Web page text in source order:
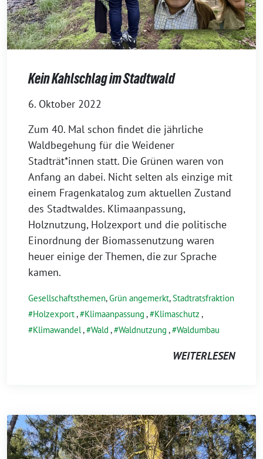
Kein Kahlschlag im Stadtwald
6. Oktober 2022
Zum 40. Mal schon findet die jährliche
Waldbegehung für die Weidener
Stadträt*innen statt. Die Grünen waren von
Anfang an dabei. Nicht selten als einzige mit
einem Fragenkatalog zum aktuellen Zustand
des Stadtwaldes. Klimaanpassung,
Holznutzung, Holzexport und die politische
Einordnung der Biomassenutzung waren
heuer einige der Themen, die zur Sprache
kamen.
Gesellschaftsthemen,Grün angemerkt,Stadtratsfraktion
Holzexport, Klimaanpassung , Klimaschutz ,
Klimawandel , Wald , Waldnutzung , Waldumbau
WEITERLESEN